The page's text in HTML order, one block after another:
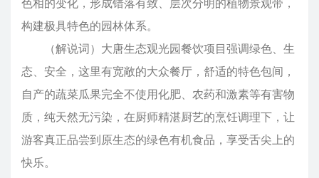
色相的变化，形成错落有致、层次分明的植物景观带，
构建极具特色的园林体系。
（解说词）大唐生态观光园餐饮项目强调绿色、生
态、安全，这里有宽敞的大众餐厅，舒适的特色包间，
自产的蔬菜瓜果完全不使用化肥、农药和激素等有害物
质，纯天然无污染，在厨师精湛厨艺的烹饪调理下，让
游客真正品尝到原生态的绿色有机食品，享受舌尖上的
快乐。